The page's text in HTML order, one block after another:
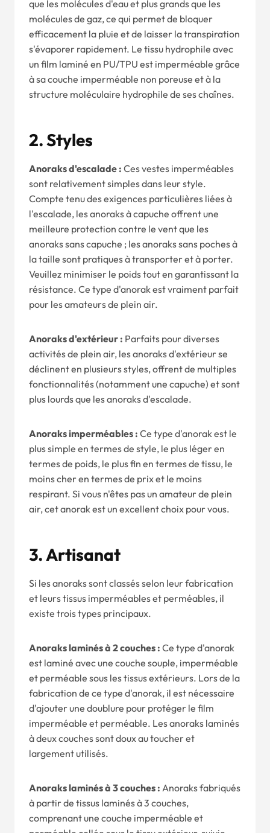
que les molécules d'eau et plus grands que les
molécules de gaz, ce qui permet de bloquer
efficacement la pluie et de laisser la transpiration
s'évaporer rapidement. Le tissu hydrophile avec
un film laminé en PU/TPU est imperméable grâce
à sa couche imperméable non poreuse et à la
structure moléculaire hydrophile de ses chaînes.
2.Styles
Anoraks d'escalade : Ces vestes imperméables
sont relativement simples dans leur style.
Compte tenu des exigences particulières liées à
l'escalade, les anoraks à capuche offrent une
meilleure protection contre le vent que les
anoraks sans capuche ; les anoraks sans poches à
la taille sont pratiques à transporter et à porter.
Veuillez minimiser le poids tout en garantissant la
résistance. Ce type d'anorak est vraiment parfait
pour les amateurs de plein air.
Anoraks d'extérieur : Parfaits pour diverses
activités de plein air, les anoraks d'extérieur se
déclinent en plusieurs styles, offrent de multiples
fonctionnalités (notamment une capuche) et sont
plus lourds que les anoraks d'escalade.
Anoraks imperméables : Ce type d'anorak est le
plus simple en termes de style, le plus léger en
termes de poids, le plus fin en termes de tissu, le
moins cher en termes de prix et le moins
respirant. Si vous n'êtes pas un amateur de plein
air, cet anorak est un excellent choix pour vous.
3. Artisanat
Si les anoraks sont classés selon leur fabrication
et leurs tissus imperméables et perméables, il
existe trois types principaux.
Anoraks laminés à 2 couches : Ce type d'anorak
est laminé avec une couche souple, imperméable
et perméable sous les tissus extérieurs. Lors de la
fabrication de ce type d'anorak, il est nécessaire
d'ajouter une doublure pour protéger le film
imperméable et perméable. Les anoraks laminés
à deux couches sont doux au toucher et
largement utilisés.
Anoraks laminés à 3 couches : Anoraks fabriqués
à partir de tissus laminés à 3 couches,
comprenant une couche imperméable et